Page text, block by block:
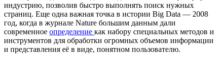
индустрию, позволив быстро выполнять поиск нужных
страниц. Еще одна важная точка в истории Big Data — 2008
год, когда в журнале Nature большим данным дали
современное определение как набору специальных методов и
инструментов для обработки огромных объемов информации
и представления её в виде, понятном пользователю.